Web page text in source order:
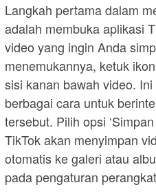
Langkah pertama dalam
adalah membuka aplikasi
video yang ingin Anda
menemukannya, ketuk
sisi kanan bawah video.
berbagai cara untuk
tersebut. Pilih opsi
TikTok akan menyimpan
otomatis ke galeri atau
pada pengaturan